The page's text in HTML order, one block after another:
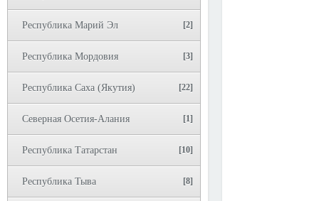
Республика Марий Эл [2]
Республика Мордовия [3]
Республика Саха (Якутия) [22]
Северная Осетия-Алания [1]
Республика Татарстан [10]
Республика Тыва [8]